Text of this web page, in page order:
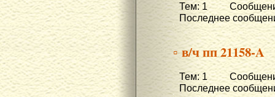
Тем: 1
Последнее
▫ в/ч пп 21158-A
Тем: 1
Последнее